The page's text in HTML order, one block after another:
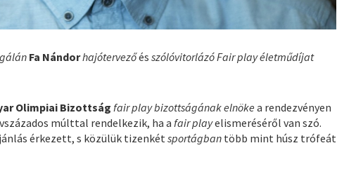
Fa NándorhajótervezőésszólóvitorlázóFair play életműdíjat
Olimpiai Bizottság fair play bizottságának elnöke a rendezvényen
múlttal rendelkezik, ha afair playelismeréséről van szó.
érkezett, s közülük tizenkétsportágban több mint húsz trófeát